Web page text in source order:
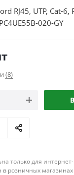
RJ45, UTP, Cat-
020-GY
(8)
только для
в розничных магазинах